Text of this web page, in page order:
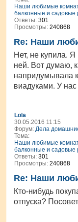
Наши любимые
балконные и садовые
Ответы: 301
Просмотры: 240868
Re: Наши
Нет, не купила.
ней. Вот думаю,
напридумывала
виадуками. У нас
Lola
30.05.2016 11:15
Форум: Дела
Тема:
Наши любимые
балконные и садовые
Ответы: 301
Просмотры: 240868
Re: Наши
Кто-нибудь
отпуска?